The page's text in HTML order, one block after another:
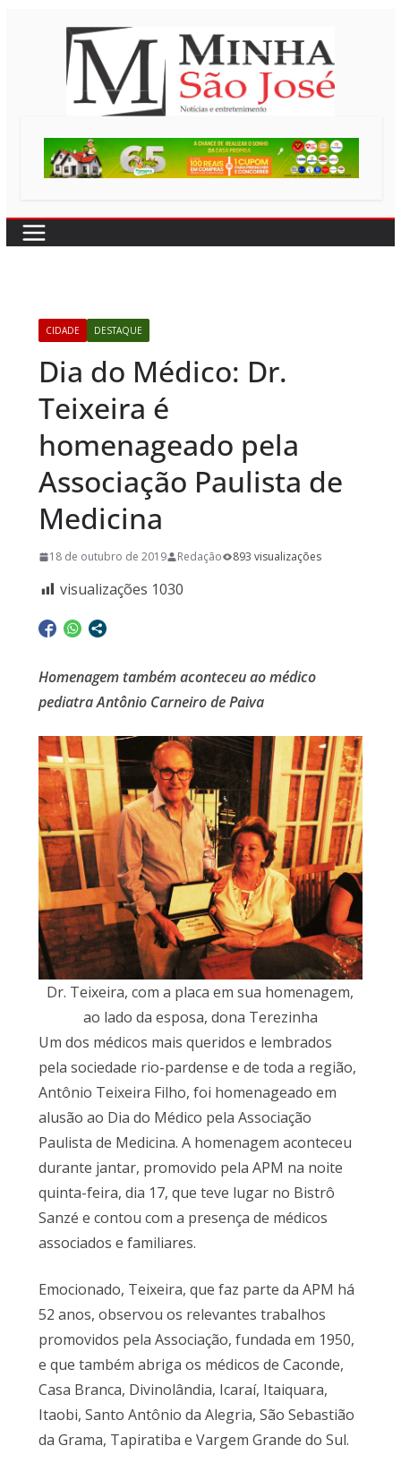
CIDADE DESTAQUE
Dia do Médico: Dr.
Teixeira é
homenageado pela
Associação Paulista de
Medicina
18 de outubro de 2019 Redação 893 visualizações
visualizações 1030
Homenagem também aconteceu ao médico
pediatra Antônio Carneiro de Paiva
Dr. Teixeira, com a placa em sua homenagem,
ao lado da esposa, dona Terezinha
Um dos médicos mais queridos e lembrados
pela sociedade rio-pardense e de toda a região,
Antônio Teixeira Filho, foi homenageado em
alusão ao Dia do Médico pela Associação
Paulista de Medicina. A homenagem aconteceu
durante jantar, promovido pela APM na noite
quinta-feira, dia 17, que teve lugar no Bistrô
Sanzé e contou com a presença de médicos
associados e familiares.
Emocionado, Teixeira, que faz parte da APM há
52 anos, observou os relevantes trabalhos
promovidos pela Associação, fundada em 1950,
e que também abriga os médicos de Caconde,
Casa Branca, Divinolândia, Icaraí, Itaiquara,
Itaobi, Santo Antônio da Alegria, São Sebastião
da Grama, Tapiratiba e Vargem Grande do Sul.